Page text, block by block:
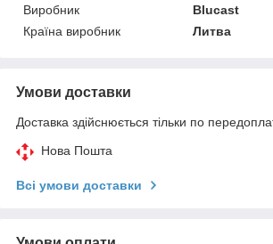
Виробник
Blucast
Країна виробник
Литва
Умови доставки
Доставка здійснюється тільки по
Нова Пошта
Всі умови доставки